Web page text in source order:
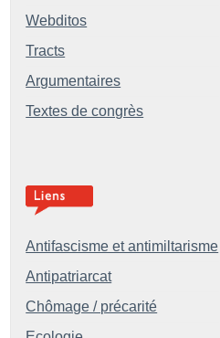
Webditos
Tracts
Argumentaires
Textes de congrès
Antifascisme et antimiltarisme
Antipatriarcat
Chômage / précarité